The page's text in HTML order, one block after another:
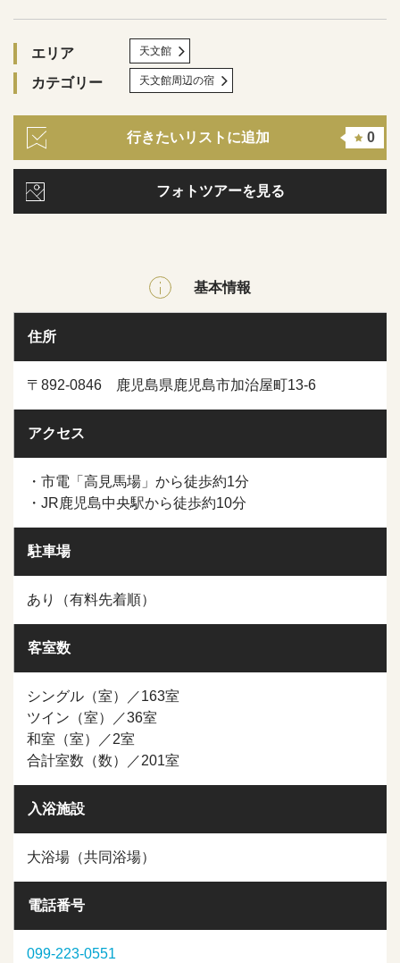
エリア 天文館
カテゴリー 天文館周辺の宿
行きたいリストに追加 0
フォトツアーを見る
基本情報
住所
〒892-0846 鹿児島県鹿児島市加治屋町13-6
アクセス
・市電「高見馬場」から徒歩約1分
・JR鹿児島中央駅から徒歩約10分
駐車場
あり（有料先着順）
客室数
シングル（室）／163室
ツイン（室）／36室
和室（室）／2室
合計室数（数）／201室
入浴施設
大浴場（共同浴場）
電話番号
099-223-0551